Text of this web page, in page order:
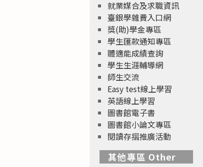
就業媒合及求職資訊
臺銀學雜費入口網
獎(助)學金專區
學生匯款通知專區
體適能成績查詢
學生生涯輔導網
師生交流
Easy test線上學習
英語線上學習
圖書館電子書
圖書館小論文專區
閱讀存摺推廣活動
其他專區 Other